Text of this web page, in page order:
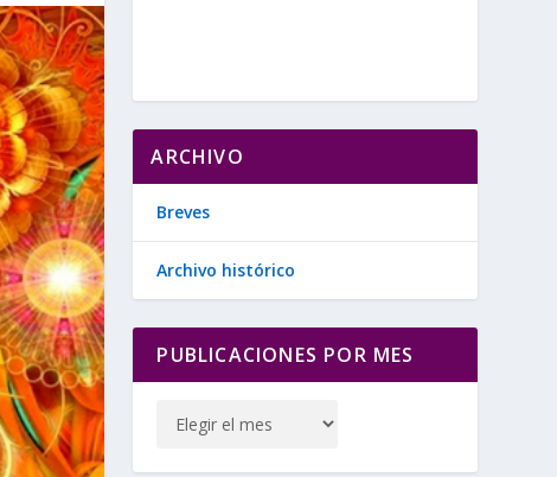
ARCHIVO
Breves
Archivo histórico
PUBLICACIONES POR MES